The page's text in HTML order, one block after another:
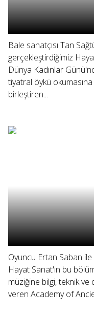
Bale sanatçısı Tan
gerçekleştirdiğimiz
Dünya Kadınlar
tiyatral öykü okumasına
birleştiren...
Oyuncu Ertan Saban
Hayat Sanat'ın bu
müziğine bilgi, teknik
veren Academy of